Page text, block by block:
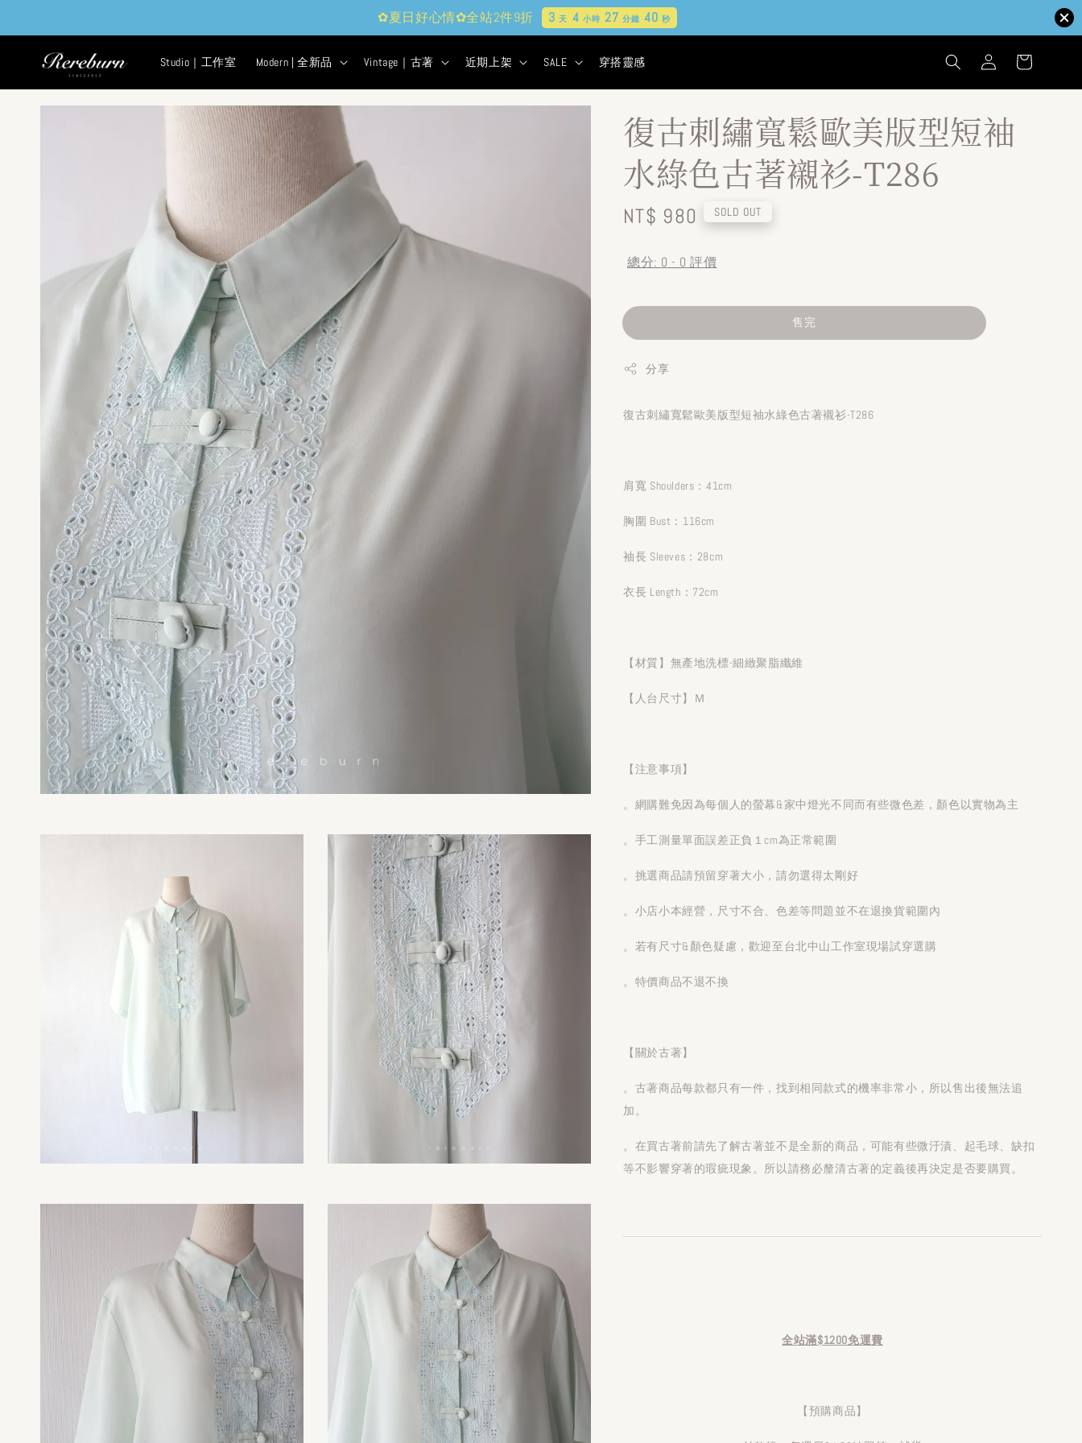
✿夏日好心情✿全站2件9折 3天 4小時 27分鐘 38秒
Studio｜工作室 Modern | 全新品 Vintage｜古著 近期上架 SALE 穿搭靈感
復古刺繡寬鬆歐美版型短袖
水綠色古著襯衫-T286
Regular
NT$ 980 SOLD OUT
總分: 0 - 0 評價
售完
分享
復古刺繡寬鬆歐美版型短袖水綠色古著襯衫-T286
肩寬 Shoulders：41cm
胸圍 Bust：116cm
袖長 Sleeves：28cm
衣長 Length：72cm
【材質】無產地洗標-細緻聚脂纖維
【人台尺寸】Ｍ
【注意事項】
。網購難免因為每個人的螢幕&家中燈光不同而有些微色差，顏色以實物為主
。手工測量單面誤差正負１cm為正常範圍
。挑選商品請預留穿著大小，請勿選得太剛好
。小店小本經營，尺寸不合、色差等問題並不在退換貨範圍內
。若有尺寸&顏色疑慮，歡迎至台北中山工作室現場試穿選購
。特價商品不退不換
【關於古著】
。古著商品每款都只有一件，找到相同款式的機率非常小，所以售出後無法追
加。
。在買古著前請先了解古著並不是全新的商品，可能有些微汙漬、起毛球、缺扣
等不影響穿著的瑕疵現象。所以請務必釐清古著的定義後再決定是否要購買。
全站滿$1200免運費
【預購商品】